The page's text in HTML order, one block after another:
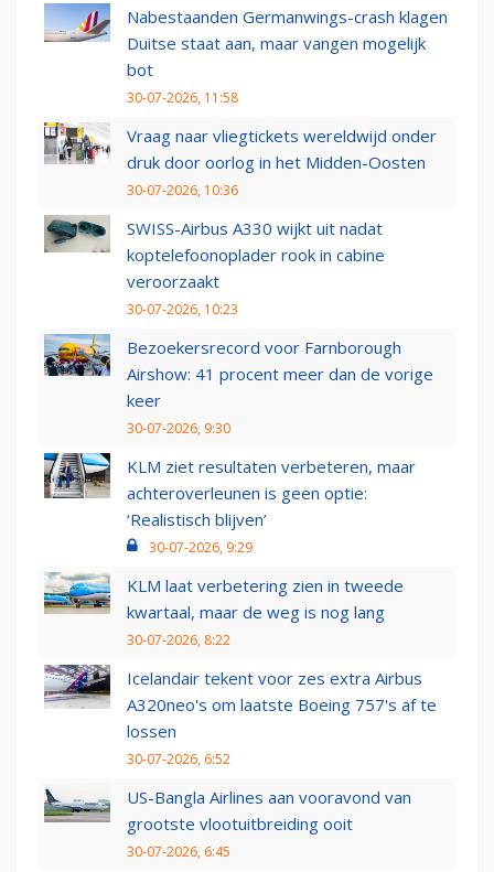
Nabestaanden Germanwings-crash klagen
Duitse staat aan, maar vangen mogelijk
bot
30-07-2026, 11:58
Vraag naar vliegtickets wereldwijd onder
druk door oorlog in het Midden-Oosten
30-07-2026, 10:36
SWISS-Airbus A330 wijkt uit nadat
koptelefoonoplader rook in cabine
veroorzaakt
30-07-2026, 10:23
Bezoekersrecord voor Farnborough
Airshow: 41 procent meer dan de vorige
keer
30-07-2026, 9:30
KLM ziet resultaten verbeteren, maar
achteroverleunen is geen optie:
‘Realistisch blijven’
30-07-2026, 9:29
KLM laat verbetering zien in tweede
kwartaal, maar de weg is nog lang
30-07-2026, 8:22
Icelandair tekent voor zes extra Airbus
A320neo's om laatste Boeing 757's af te
lossen
30-07-2026, 6:52
US-Bangla Airlines aan vooravond van
grootste vlootuitbreiding ooit
30-07-2026, 6:45